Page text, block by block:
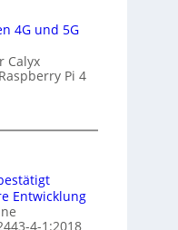
4G und 5G
Calyx
Pi 4
Entwicklung
4-1:2018